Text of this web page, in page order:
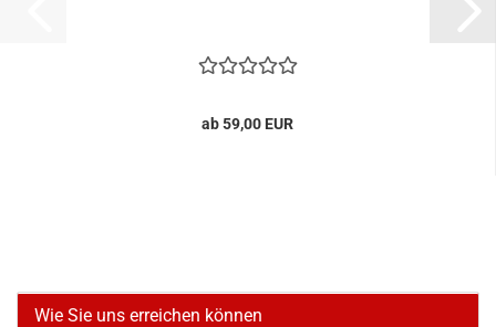
ab 59,00 EUR
Wie Sie uns erreichen können